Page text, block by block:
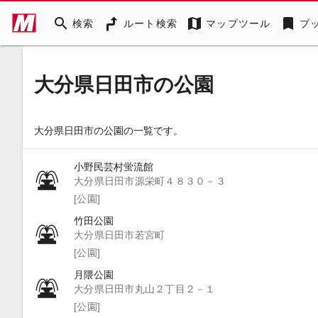
search 検索 ルート検索 map マップツール bookmark ブ
大分県日田市の公園
大分県日田市の公園の一覧です。
小野民芸村蛍流館
大分県日田市源栄町４８３０－３
[公園]
竹田公園
大分県日田市若宮町
[公園]
月隈公園
大分県日田市丸山２丁目２－１
[公園]